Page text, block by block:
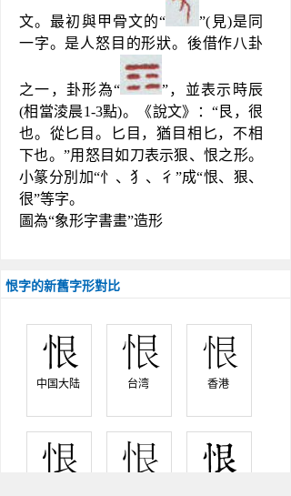
文。最初與甲骨文的“
”(見)是同
一字。是人怒目的形狀。後借作八卦
之一，卦形為“
”，並表示時辰
(相當淩晨1-3點)。《說文》：“艮，很
也。從匕目。匕目，猶目相匕，不相
下也。”用怒目如刀表示狠、恨之形。
小篆分別加“忄、犭、彳”成“恨、狠、
很”等字。
圖為“象形字書畫”造形
恨字的新舊字形對比
中国大陆 台湾 香港